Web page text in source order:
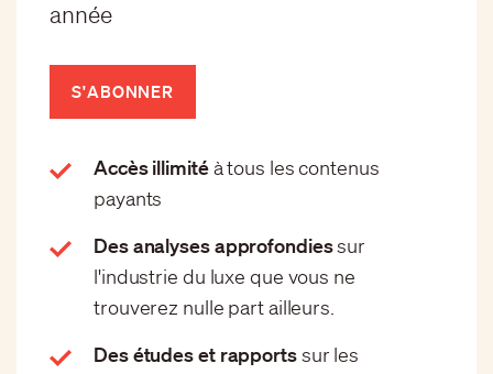
année
S'ABONNER
Accès illimitéà tous les contenus
payants
Des analyses approfondiessur
l'industrie du luxe que vous ne
trouverez nulle part ailleurs.
Des études et rapportssur les